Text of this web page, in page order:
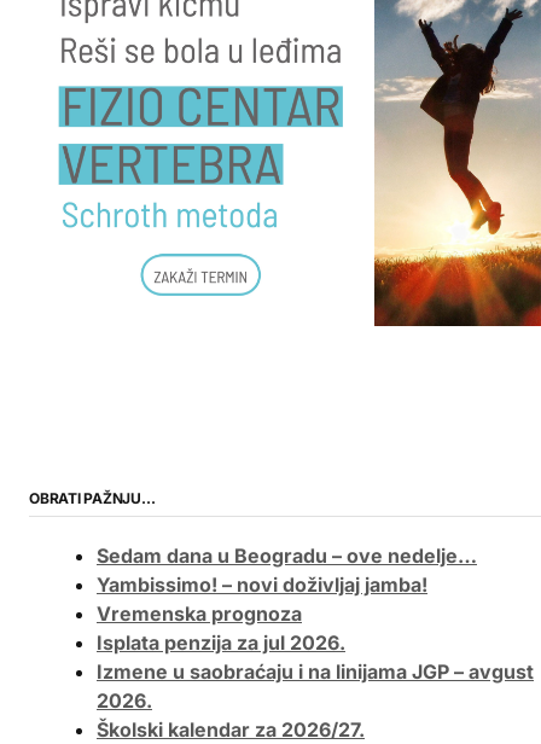
OBRATI PAŽNJU…
Sedam dana u Beogradu – ove nedelje…
Yambissimo! – novi doživljaj jamba!
Vremenska prognoza
Isplata penzija za jul 2026.
Izmene u saobraćaju i na linijama JGP – avgust
2026.
Školski kalendar za 2026/27.